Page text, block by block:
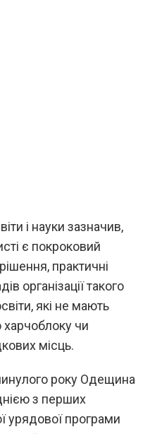
і науки зазначив,
є покроковий
практичні
організації такого
які не мають
харчоблоку чи
місць.
року Одещина
з перших
урядової програми